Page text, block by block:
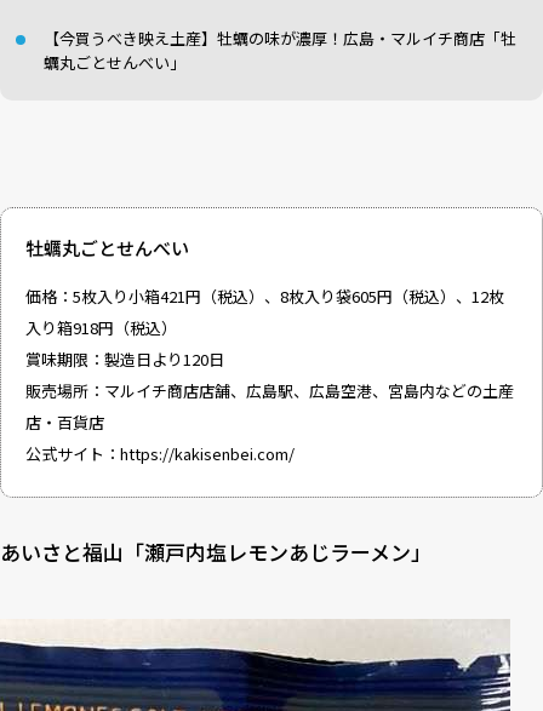
【今買うべき映え土産】牡蠣の味が濃厚！広島・マルイチ商店「牡
蠣丸ごとせんべい」
牡蠣丸ごとせんべい
価格：5枚入り小箱421円（税込）、8枚入り袋605円（税込）、12枚
入り箱918円（税込）
賞味期限：製造日より120日
販売場所：マルイチ商店店舗、広島駅、広島空港、宮島内などの土産
店・百貨店
公式サイト： https://kakisenbei.com/
あいさと福山「瀬戸内塩レモンあじラーメン」